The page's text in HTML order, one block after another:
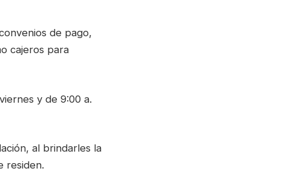
de pago,
cajeros para
y de 9:00 a.
al brindarles la
residen.